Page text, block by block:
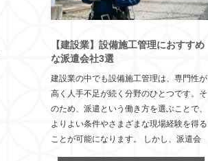
【建設業】設備施工管理におすすめ
な派遣会社3選
建設業の中でも設備施工管理は、専門性が
高く人手不足が続く分野のひとつです。そ
のため、派遣という働き方を選ぶことで、
よりよい条件やさまざまな現場経験を得る
ことが可能になります。 しかし、派遣会